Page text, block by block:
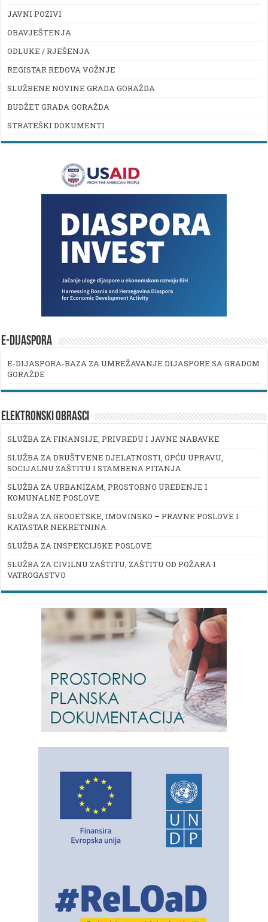
JAVNI POZIVI
OBAVJEŠTENJA
ODLUKE / RJEŠENJA
REGISTAR REDOVA VOŽNJE
SLUŽBENE NOVINE GRADA GORAŽDA
BUDŽET GRADA GORAŽDA
STRATEŠKI DOKUMENTI
E-DIJASPORA
E-DIJASPORA-BAZA ZA UMREŽAVANJE DIJASPORE SA GRADOM
GORAŽDE
ELEKTRONSKI OBRASCI
SLUŽBA ZA FINANSIJE, PRIVREDU I JAVNE NABAVKE
SLUŽBA ZA DRUŠTVENE DJELATNOSTI, OPĆU UPRAVU,
SOCIJALNU ZAŠTITU I STAMBENA PITANJA
SLUŽBA ZA URBANIZAM, PROSTORNO UREĐENJE I
KOMUNALNE POSLOVE
SLUŽBA ZA GEODETSKE, IMOVINSKO – PRAVNE POSLOVE I
KATASTAR NEKRETNINA
SLUŽBA ZA INSPEKCIJSKE POSLOVE
SLUŽBA ZA CIVILNU ZAŠTITU, ZAŠTITU OD POŽARA I
VATROGASTVO